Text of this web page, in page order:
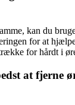
kan du
for at
for hårdt i
at fjerne